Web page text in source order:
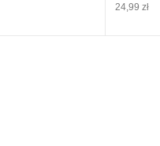
24,99 zł